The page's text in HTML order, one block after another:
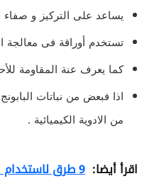
يساعد على التركيز و صفاء
تستخدم أوراقة فى معالجة
كما يعرف عنة المقاومة
اذا فبعض من نباتات
من الادوية الكيميائية .
اقرأ أيضا: 9 طرق لاستخدام الزيوت العطرية